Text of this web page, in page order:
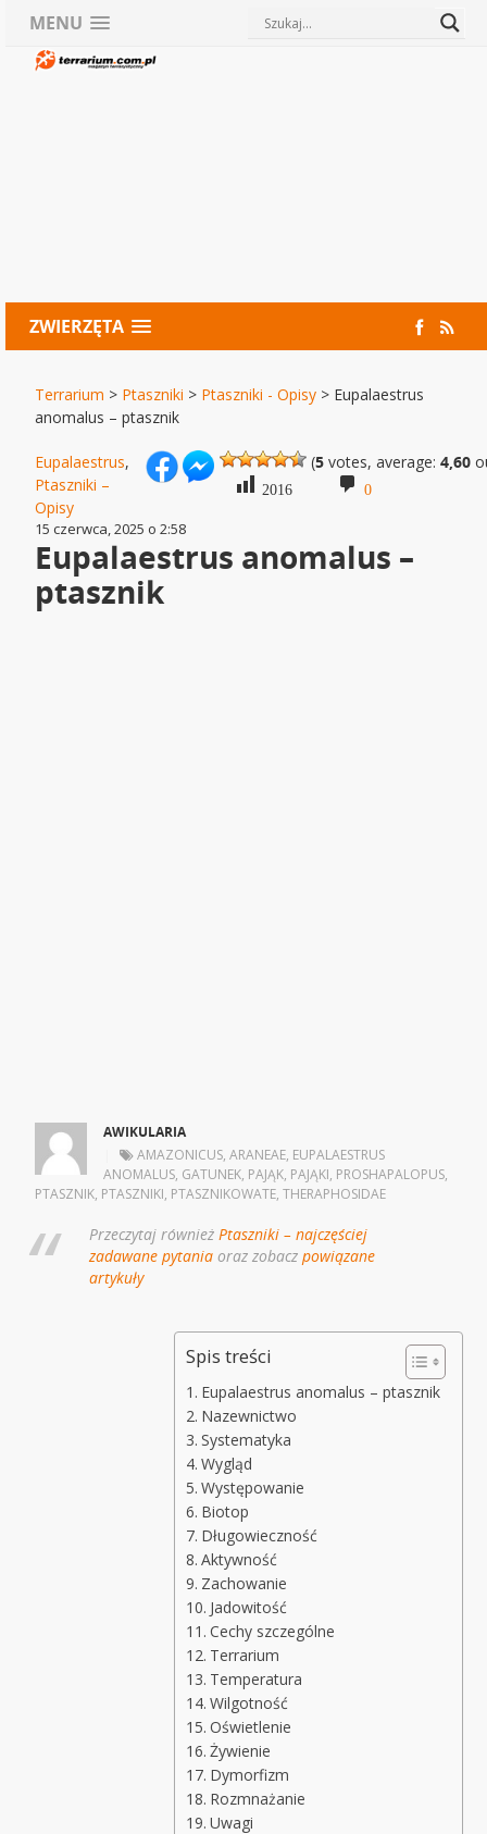
MENU
ZWIERZĘTA
Terrarium > Ptaszniki > Ptaszniki - Opisy > Eupalaestrus
anomalus – ptasznik
(5 votes, average:4,60
2016 0
Eupalaestrus,
Ptaszniki –
Opisy
15 czerwca, 2025 o 2:58
Eupalaestrus anomalus –
ptasznik
AWIKULARIA
AMAZONICUS,ARANEAE, EUPALAESTRUS
ANOMALUS, GATUNEK, PAJĄK, PAJĄKI, PROSHAPALOPUS,
PTASZNIK, PTASZNIKI, PTASZNIKOWATE,THERAPHOSIDAE
Przeczytaj równieżPtaszniki – najczęściej
zadawane pytania oraz zobaczpowiązane
artykuły
Spis treści
Eupalaestrus anomalus – ptasznik
Nazewnictwo
Systematyka
Wygląd
Występowanie
Biotop
Długowieczność
Aktywność
Zachowanie
Jadowitość
Cechy szczególne
Terrarium
Temperatura
Wilgotność
Oświetlenie
Żywienie
Dymorfizm
Rozmnażanie
Uwagi